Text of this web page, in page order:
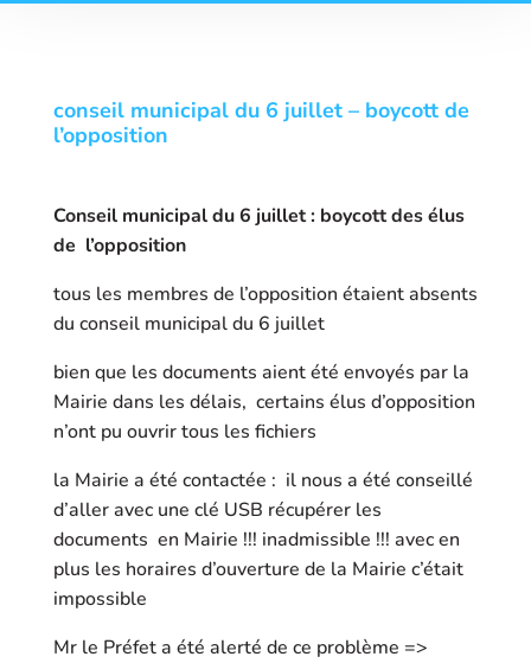
conseil municipal du 6 juillet – boycott de
l’opposition
Conseil municipal du 6 juillet : boycott des élus
de l’opposition
tous les membres de l’opposition étaient absents
du conseil municipal du 6 juillet
bien que les documents aient été envoyés par la
Mairie dans les délais, certains élus d’opposition
n’ont pu ouvrir tous les fichiers
la Mairie a été contactée : il nous a été conseillé
d’aller avec une clé USB récupérer les
documents en Mairie !!! inadmissible !!! avec en
plus les horaires d’ouverture de la Mairie c’était
impossible
Mr le Préfet a été alerté de ce problème =>